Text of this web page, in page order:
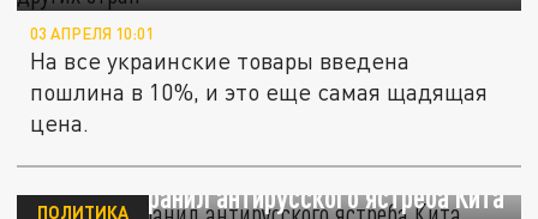
03 АПРЕЛЯ 10:01
На все украинские товары введена
пошлина в 10%, и это еще самая щадящая
цена.
Трамп отстранил антирусского ястреба Кита
ПОЛИТИКА